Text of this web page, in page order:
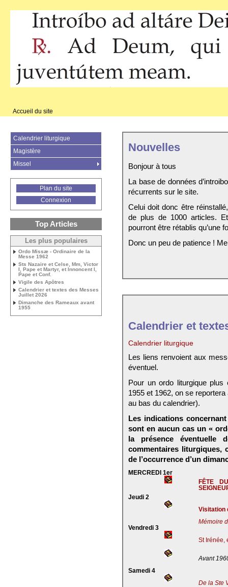
Accueil du site
Nouvelles
Bonjour à tous
La base de données
récurrents sur le site.
Celui doit donc être
de plus de 1000 articles.
pourront être rétablis qu’une
Donc un peu de patience !
Calendrier et
Calendrier liturgique
Les liens renvoient aux
éventuel.
Pour un ordo liturgique plus
1955 et 1962, on se
au bas du calendrier).
Les indications
sont en aucun cas un «
la présence éventuelle
commentaires liturgiques,
de l’occurrence d’un
MERCREDI 1er
FÊTE
Jeudi 2
Visitation
Mémoire
Vendredi 3
St Irénée,
Avant
Samedi 4
De la Ste
Calendrier liturgique
Magistère
Missel
Plan du site
Connexion
Top Articles
Les plus populaires
Ordo Missæ - Ordinaire de la
Messe 1962
Sts Nazaire et Celse, Mm, Victor
I, Pape et Martyr, et Innoncent I,
Pape et Conf.
Vigile des Apôtres
Calendrier et textes des Messes
Juillet 2026
Dimanche des Rameaux avant
1955